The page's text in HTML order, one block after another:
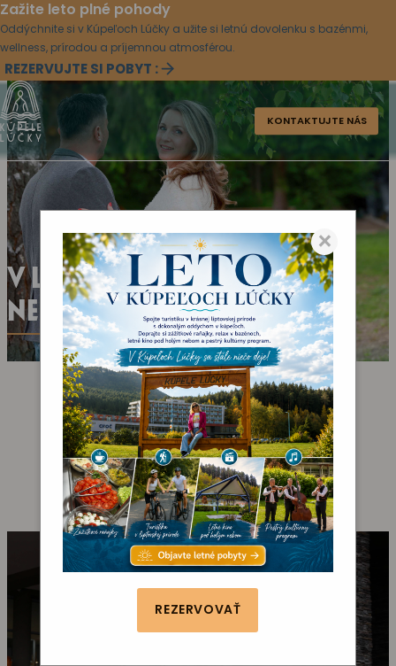
Zažite leto plné pohody
Oddýchnite si v Kúpeľoch Lúčky a užite si letnú dovolenku s bazénmi,
wellness, prírodou a príjemnou atmosférou.
REZERVUJTE SI POBYT :
×
REZERVOVAŤ
KONTAKTUJTE NÁS
V LÚČKACH LIEČIME
NEPLODNÉ PÁRY
PODPORNÁ LIEČBA
NEPLODNOSTI
V KÚPEĽOCH LÚČKY